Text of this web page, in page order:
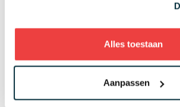
Alles toestaan
Aanpassen
Van der Vight in top 15 op
Cup titanenstrijd met supertalent
Golfbaan The Fox gekocht
vastgoedbelegger: maar
worden op het terrein?07 AUG